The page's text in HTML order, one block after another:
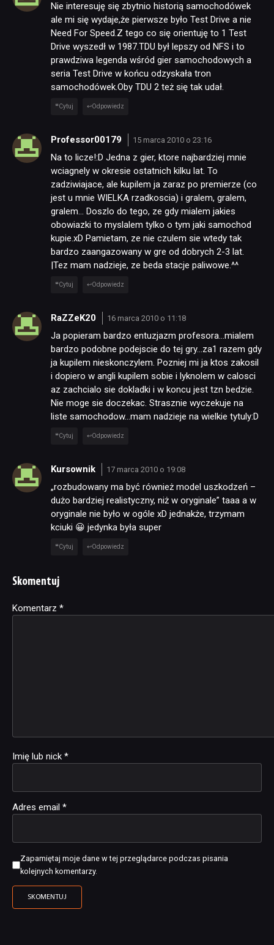
Nie interesuję się zbytnio historią samochodówek
ale mi się wydaje,że pierwsze było Test Drive a nie
Need For Speed.Z tego co się orientuję to 1 Test
Drive wyszedł w 1987.TDU był lepszy od NFS i to
prawdziwa legenda wśród gier samochodowych a
seria Test Drive w końcu odzyskała tron
samochodówek.Oby TDU 2 też się tak udał.
Cytuj Odpowiedz
Professor00179 15 marca 2010 o 23:16
Na to licze!:D Jedna z gier, ktore najbardziej mnie
wciagnely w okresie ostatnich kilku lat. To
zadziwiajace, ale kupilem ja zaraz po premierze (co
jest u mnie WIELKA rzadkoscia) i gralem, gralem,
gralem… Doszlo do tego, ze gdy mialem jakies
obowiazki to myslalem tylko o tym jaki samochod
kupie.xD Pamietam, ze nie czulem sie wtedy tak
bardzo zaangazowany w gre od dobrych 2-3 lat.
|Tez mam nadzieje, ze beda stacje paliwowe.^^
Cytuj Odpowiedz
RaZZeK20 16 marca 2010 o 11:18
Ja popieram bardzo entuzjazm profesora…mialem
bardzo podobne podejscie do tej gry…za1 razem gdy
ja kupilem nieskonczylem. Pozniej mi ja ktos zakosil
i dopiero w angli kupilem sobie i lyknolem w calosci
az zachcialo sie dokladki i w koncu jest tzn bedzie.
Nie moge sie doczekac. Strasznie wyczekuje na
liste samochodow…mam nadzieje na wielkie tytuly:D
Cytuj Odpowiedz
Kursownik 17 marca 2010 o 19:08
„rozbudowany ma być również model uszkodzeń –
dużo bardziej realistyczny, niż w oryginale” taaa a w
oryginale nie było w ogóle xD jednakże, trzymam
kciuki 😀 jedynka była super
Cytuj Odpowiedz
Skomentuj
Komentarz *
Imię lub nick *
Adres email *
Zapamiętaj moje dane w tej przeglądarce podczas pisania
kolejnych komentarzy.
Alternative: